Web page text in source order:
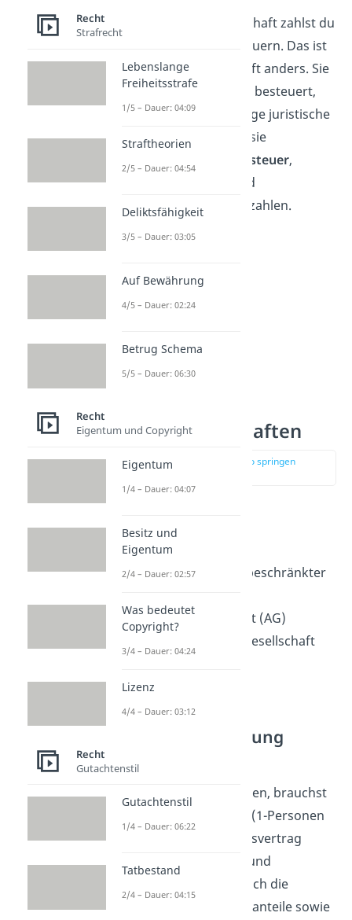
Bei der Personengesellschaft zahlst du
als Gesellschafter die Steuern. Das ist
bei der Kapitalgesellschaft anders. Sie
wirdunabhängig
von dir besteuert,
weil sie eine selbstständige juristische
Person ist. Darum muss sie
Gewerbesteuer,
Körperschaftssteuer
und
Kapitalertragssteuer
bezahlen.
Formen von
Kapitalgesellschaften
zur Stelle im Video springen
Kapitalgesellschaften:
die Gesellschaft mit beschränkter
die Aktiengesellschaft (AG)
und die Kommanditgesellschaft
Gesellschaft mit
beschränkter Haftung
(GmbH)
Um eine GmbH zu gründen, brauchst
du mindestens 1 Person (1-Personen
GmbH). Der Gesellschaftsvertrag
regelt neben Firma, Sitz und
Geschäftsgegenstand auch die
Verteilung der Geschäftsanteile sowie
Recht
Strafrecht
Lebenslange
Freiheitsstrafe
1/5 – Dauer: 04:09
Straftheorien
2/5 – Dauer: 04:54
Deliktsfähigkeit
3/5 – Dauer: 03:05
Auf Bewährung
4/5 – Dauer: 02:24
Betrug Schema
5/5 – Dauer: 06:30
Recht
Eigentum und Copyright
Eigentum
1/4 – Dauer: 04:07
Besitz und
Eigentum
2/4 – Dauer: 02:57
Was bedeutet
Copyright?
3/4 – Dauer: 04:24
Lizenz
4/4 – Dauer: 03:12
Recht
Gutachtenstil
Gutachtenstil
1/4 – Dauer: 06:22
Tatbestand
2/4 – Dauer: 04:15